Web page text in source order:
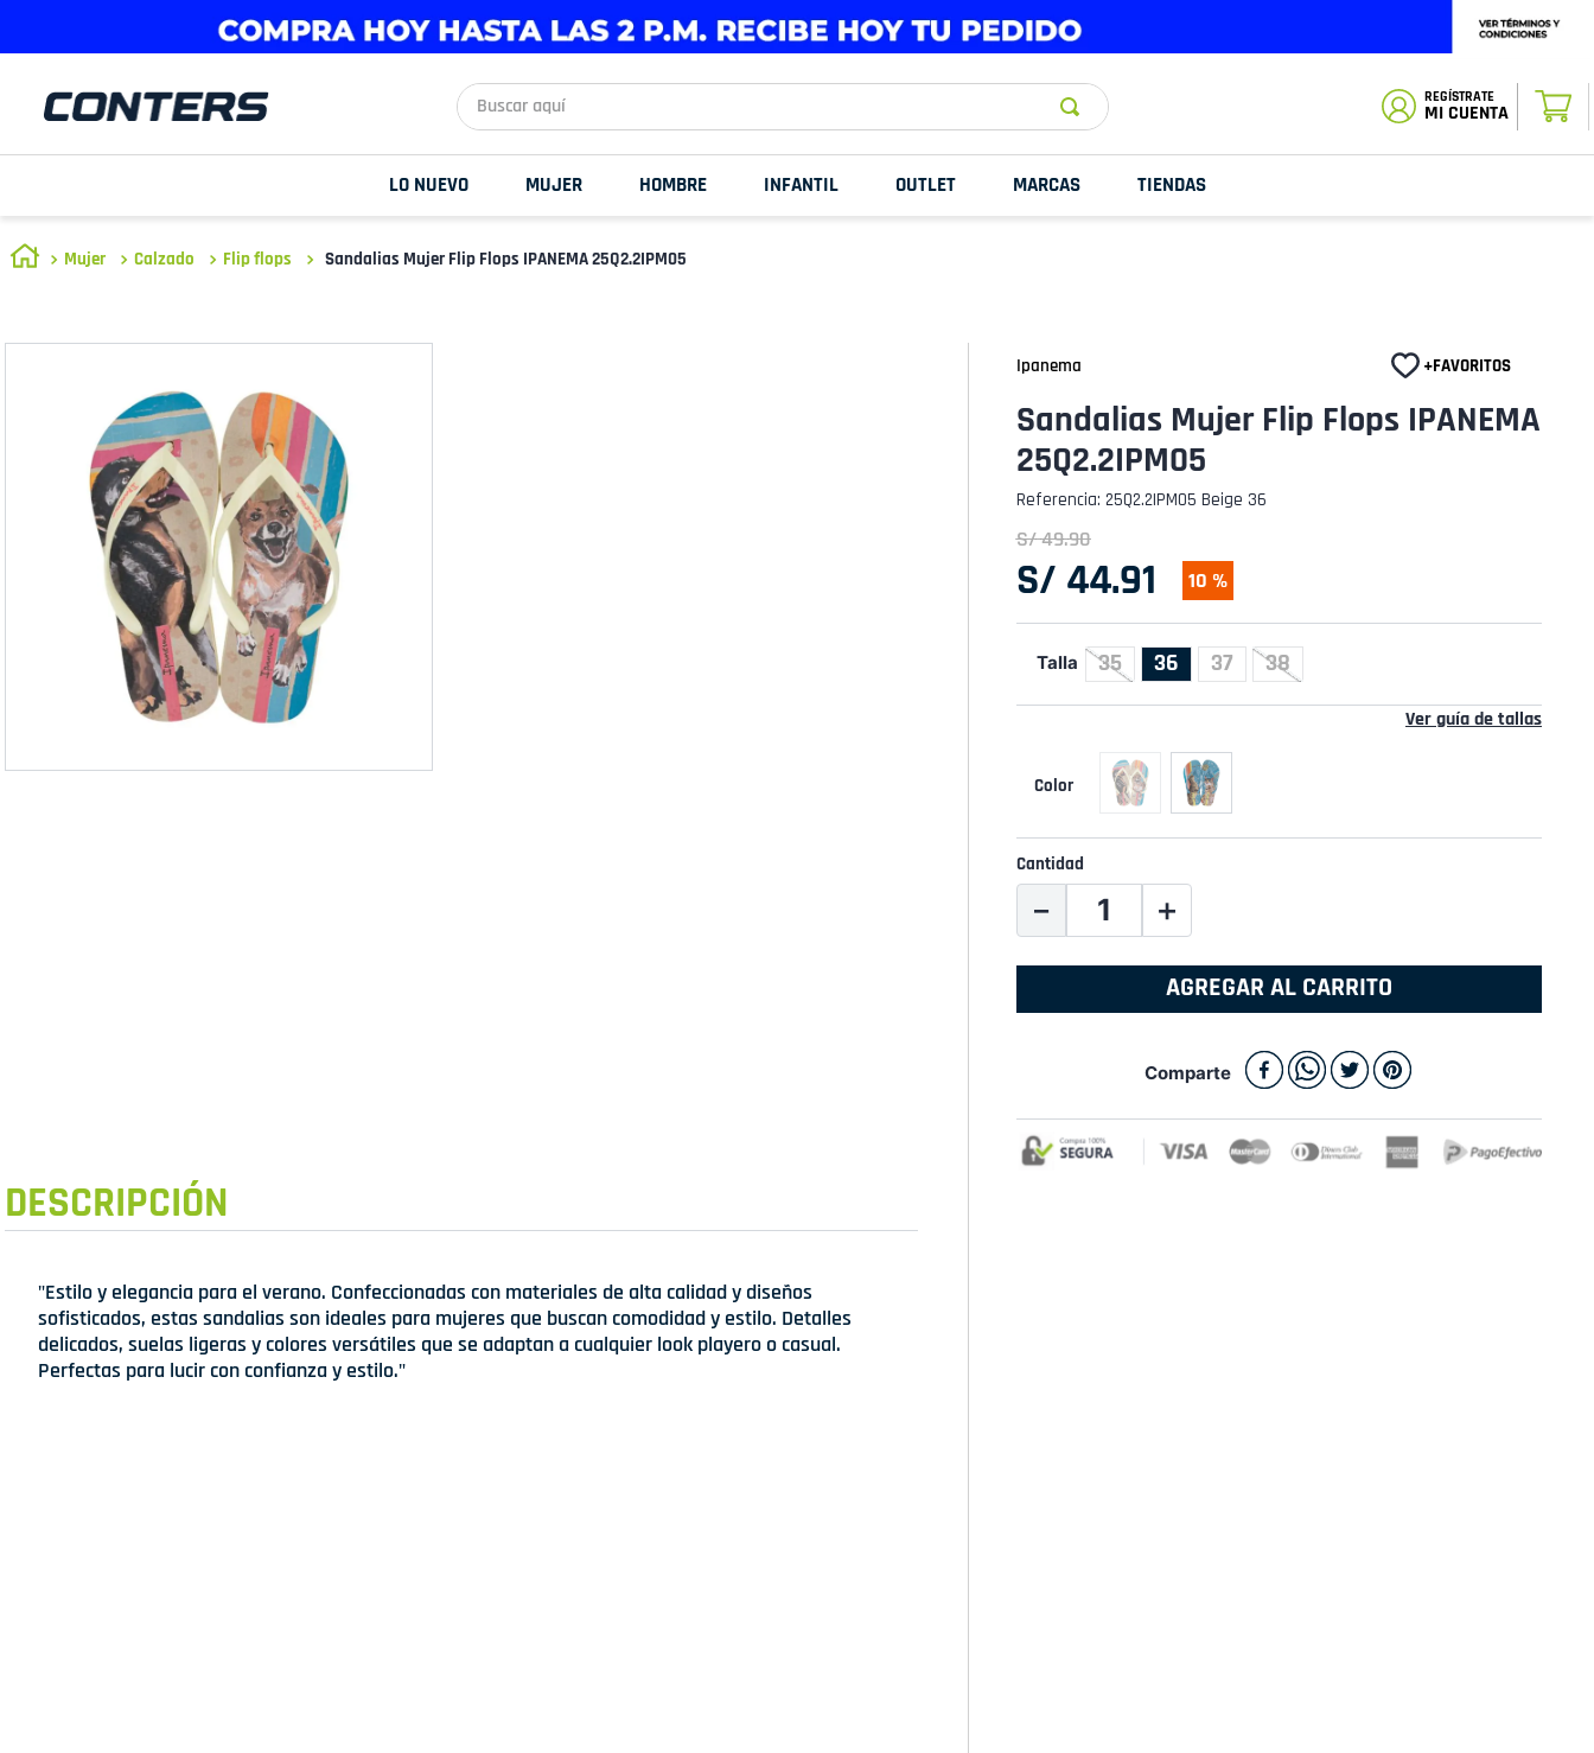
Buscar aquí
MI CUENTA
LO NUEVO MUJER HOMBRE INFANTIL OUTLET MARCAS TIENDAS
Mujer Calzado Flip flops Sandalias Mujer Flip Flops IPANEMA 25Q2.2IPM05
DESCRIPCIÓN
"Estilo y elegancia para el verano. Confeccionadas con materiales de alta calidad y diseños
sofisticados, estas sandalias son ideales para mujeres que buscan comodidad y estilo. Detalles
delicados, suelas ligeras y colores versátiles que se adaptan a cualquier look playero o casual.
Perfectas para lucir con confianza y estilo."
Ipanema
Sandalias Mujer Flip Flops IPANEMA
25Q2.2IPM05
Referencia: 25Q2.2IPM05 Beige 36
S/49.90
S/ 44.91 10 %
Talla 35 36 37 38
Ver guía de tallas
Cantidad
＋
－
AGREGAR AL CARRITO
Comparte